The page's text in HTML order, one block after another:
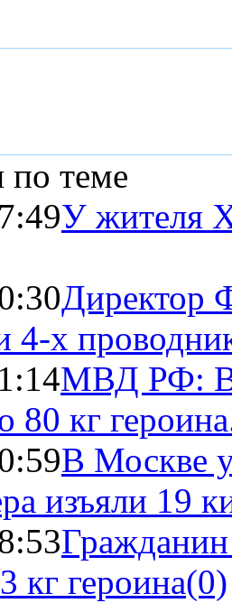
теме
У жителя
Директор
4-х
МВД РФ: В
80 кг
В Москве у
изъяли 19
кг героина(0)